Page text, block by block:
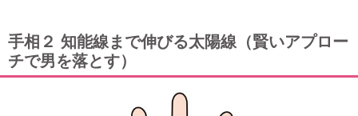
手相２ 知能線まで伸びる太陽線（賢いアプロー
チで男を落とす）